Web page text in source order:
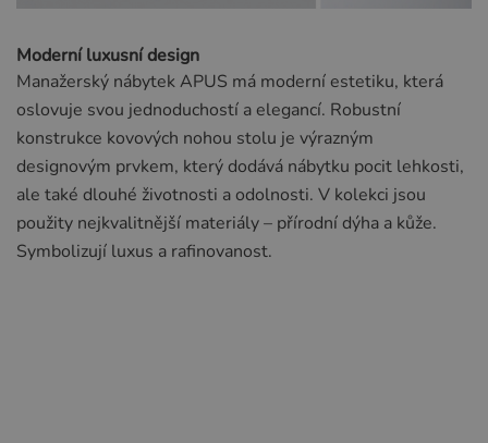
Moderní luxusní design
Manažerský nábytek APUS má moderní estetiku, která
oslovuje svou jednoduchostí a elegancí. Robustní
konstrukce kovových nohou stolu je výrazným
designovým prvkem, který dodává nábytku pocit lehkosti,
ale také dlouhé životnosti a odolnosti. V kolekci jsou
použity nejkvalitnější materiály – přírodní dýha a kůže.
Symbolizují luxus a rafinovanost.